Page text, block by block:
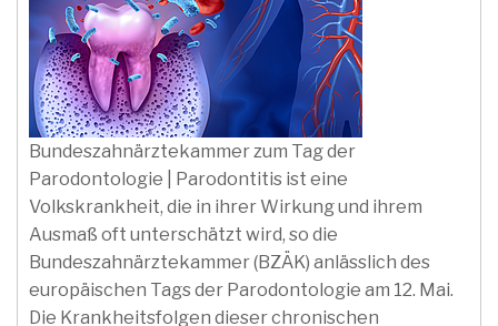
Bundeszahnärztekammer zum Tag der
Parodontologie | Parodontitis ist eine
Volkskrankheit, die in ihrer Wirkung und ihrem
Ausmaß oft unterschätzt wird, so die
Bundeszahnärztekammer (BZÄK) anlässlich des
europäischen Tags der Parodontologie am 12. Mai.
Die Krankheitsfolgen dieser chronischen